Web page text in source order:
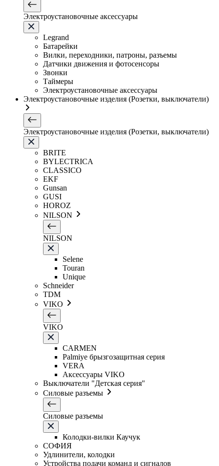
Электроустановочные аксессуары
Legrand
Батарейки
Вилки, переходники, патроны, разъемы
Датчики движения и фотосенсоры
Звонки
Таймеры
Электроустановочные аксессуары
Электроустановочные изделия (Розетки, выключатели)
Электроустановочные изделия (Розетки, выключатели)
BRITE
BYLECTRICA
CLASSICO
EKF
Gunsan
GUSI
HOROZ
NILSON
NILSON
Selene
Touran
Unique
Schneider
TDM
VIKO
VIKO
CARMEN
Palmiye брызгозащитная серия
VERA
Аксессуары VIKO
Выключатели "Детская серия"
Силовые разъемы
Силовые разъемы
Колодки-вилки Каучук
СОФИЯ
Удлинители, колодки
Устройства подачи команд и сигналов